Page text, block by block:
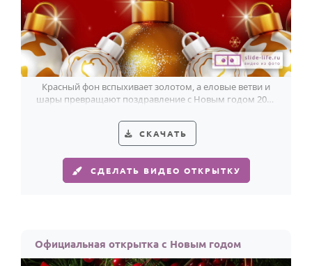
Красный фон вспыхивает золотом, а еловые ветви и
шары превращают поздравление с Новым годом 2025
СКАЧАТЬ
СДЕЛАТЬ ВИДЕО ОТКРЫТКУ
Официальная открытка с Новым годом